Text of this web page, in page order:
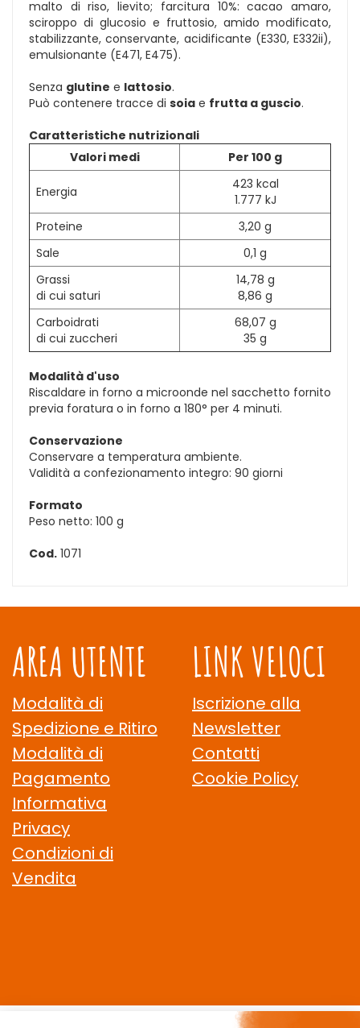
malto di riso, lievito; farcitura 10%: cacao amaro,
sciroppo di glucosio e fruttosio, amido modificato,
stabilizzante, conservante, acidificante (E330, E332ii),
emulsionante (E471, E475).
Senza glutine e lattosio.
Può contenere tracce di soia e frutta a guscio.
Caratteristiche nutrizionali
Valori medi
Per 100 g
Energia
423 kcal
1.777 kJ
Proteine
3,20 g
Sale
0,1 g
Grassi
di cui saturi
14,78 g
8,86 g
Carboidrati
di cui zuccheri
68,07 g
35 g
Modalità d'uso
Riscaldare in forno a microonde nel sacchetto fornito
previa foratura o in forno a 180° per 4 minuti.
Conservazione
Conservare a temperatura ambiente.
Validità a confezionamento integro: 90 giorni
Formato
Peso netto: 100 g
Cod. 1071
AREA UTENTE
Modalità di
Spedizione e Ritiro
Modalità di
Pagamento
Informativa
Privacy
Condizioni di
Vendita
LINK VELOCI
Iscrizione alla
Newsletter
Contatti
Cookie Policy